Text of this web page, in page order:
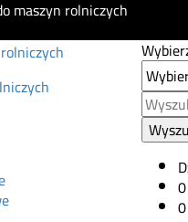
maszyn rolniczych
0
0